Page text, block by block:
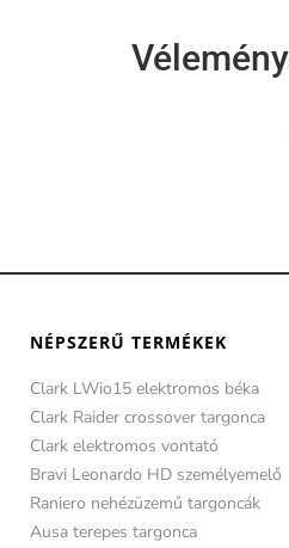
NÉPSZERŰ TERMÉKEK
Clark LWio15 elektromos béka
Clark Raider crossover targonca
Clark elektromos vontató
Bravi Leonardo HD személyemelő
Raniero nehézüzemű targoncák
Ausa terepes targonca